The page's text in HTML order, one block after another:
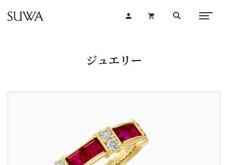
ジュエリー